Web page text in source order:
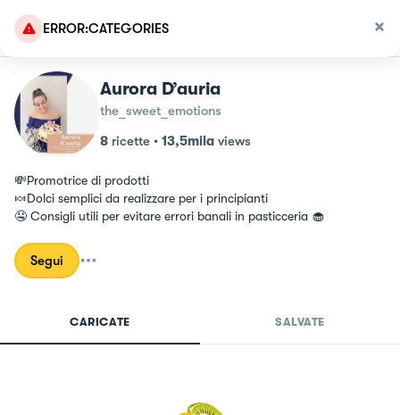
ERROR:CATEGORIES
Aurora D’auria
the_sweet_emotions
8 ricette • 13,5mila views
💸Promotrice di prodotti
🍬Dolci semplici da realizzare per i principianti
🤤 Consigli utili per evitare errori banali in pasticceria 🧁
Segui
CARICATE SALVATE